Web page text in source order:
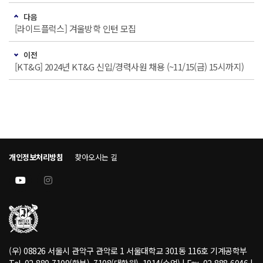
다음
[라이드플럭스] 겨울방학 인턴 모집
이전
[KT&G] 2024년 KT&G 신입/경력사원 채용 (~11/15(금) 15시까지)
개인정보처리방침 찾아오시는 길
(우) 08826 서울시 관악구 관악로 1 서울대학교 301동 116호 기계공학부